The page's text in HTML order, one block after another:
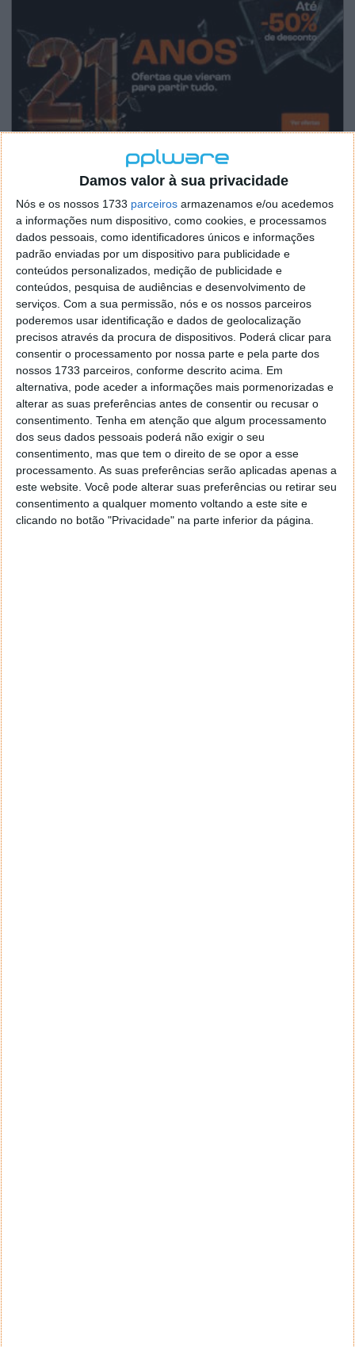
Damos valor à sua privacidade
Nós e os nossos 1733 parceiros armazenamos e/ou acedemos
a informações num dispositivo, como cookies, e processamos
dados pessoais, como identificadores únicos e informações
padrão enviadas por um dispositivo para publicidade e
conteúdos personalizados, medição de publicidade e
conteúdos, pesquisa de audiências e desenvolvimento de
serviços. Com a sua permissão, nós e os nossos parceiros
poderemos usar identificação e dados de geolocalização
precisos através da procura de dispositivos. Poderá clicar para
consentir o processamento por nossa parte e pela parte dos
nossos 1733 parceiros, conforme descrito acima. Em
alternativa, pode aceder a informações mais pormenorizadas e
alterar as suas preferências antes de consentir ou recusar o
consentimento. Tenha em atenção que algum processamento
dos seus dados pessoais poderá não exigir o seu
consentimento, mas que tem o direito de se opor a esse
processamento. As suas preferências serão aplicadas apenas a
este website. Você pode alterar suas preferências ou retirar seu
consentimento a qualquer momento voltando a este site e
clicando no botão "Privacidade" na parte inferior da página.